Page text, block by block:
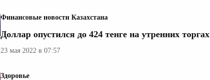
Финансовые новости Казахстана
Доллар опустился до 424 тенге на утренних торгах
23 мая 2022 в 07:57
Здоровье